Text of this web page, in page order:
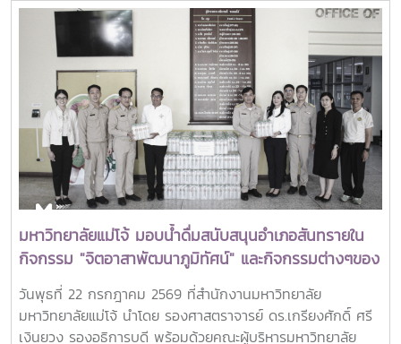
for Graduate Study and Research in Agriculture
(SEARCA) นับเป็นรางวัลเกียรติยศระดับภูมิภาคที่มอบแก่ศิษย์
เก่าทุน SEARCA ผู้มีความสำเร็จโดดเด่นทางวิชาชีพ มีภาวะผู้นำ
และสร้างคุณูปการสำคัญต่อการพัฒนาการเกษตร ชนบท ชุมชน
และสังคมอย่างยั่งยืนรางวัล Outstanding SEARCA
Scholarship Alumni (OSSA) จัดตั้งขึ้นเพื่อเชิดชูเกียรติศิษย์
เก่าผู้ได้รับทุนการศึกษาระดับบัณฑิตศึกษาจาก SEARCA ซึ่งได้
นำองค์ความรู้ ประสบการณ์ และศักยภาพที่ได้รับจากการศึกษา
ไปสร้างคุณประโยชน์ต่อองค์กร ชุมชน ประเทศ และภูมิภาคเอเชีย
ตะวันออกเฉียงใต้ ตลอดจนเป็นแบบอย่างที่สะท้อนค่านิยมและ
ปรัชญาของ SEARCA ผ่านความสำเร็จในวิชาชีพ การบริการ
สาธารณะ และการอุทิศตนเพื่อส่วนรวมในปี 2026 การพิจารณา
รางวัลครอบคลุมผลงานสำคัญ 4 ด้าน ได้แก่ การสอน
(Teaching) การวิจัย (Research) การบริการสาธารณะและการ
พัฒนาชุมชน (Public Service and Community
Development) และธุรกิจการเกษตรและการเป็นผู้ประกอบการ
มหาวิทยาลัยแม่โจ้ มอบน้ำดื่มสนับสนุนอำเภอสันทรายใน
กิจกรรม "จิตอาสาพัฒนาภูมิทัศน์" และกิจกรรมต่างๆของ
อำเภอสันทราย
วันพุธที่ 22 กรกฎาคม 2569 ที่สำนักงานมหาวิทยาลัย
มหาวิทยาลัยแม่โจ้ นำโดย รองศาสตราจารย์ ดร.เกรียงศักดิ์ ศรี
เงินยวง รองอธิการบดี พร้อมด้วยคณะผู้บริหารมหาวิทยาลัย